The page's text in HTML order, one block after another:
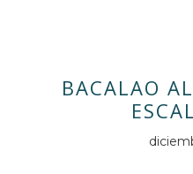
BACALAO